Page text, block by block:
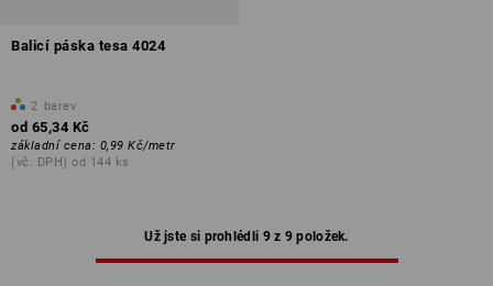
Balicí páska tesa 4024
2 barev
od 65,34 Kč
základní cena: 0,99 Kč/metr
(vč. DPH) od 144 ks
Už jste si prohlédli 9 z 9 položek.